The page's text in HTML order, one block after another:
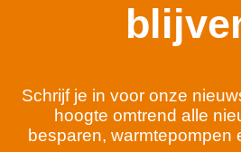
Schrijf je in voor onze
hoogte omtrend alle
besparen, warmtepompen